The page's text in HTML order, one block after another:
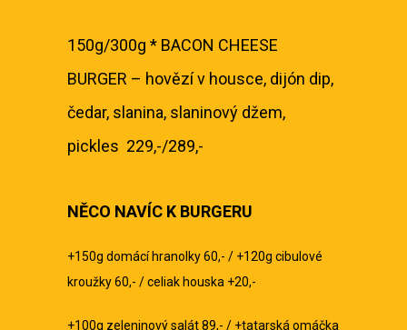
150g/300g * BACON CHEESE
BURGER – hovězí v housce, dijón dip,
čedar, slanina, slaninový džem,
pickles 229,-/289,-
NĚCO NAVÍC K BURGERU
+150g domácí hranolky 60,- / +120g cibulové
kroužky 60,- / celiak houska +20,-
+100g zeleninový salát 89,- / +tatarská omáčka